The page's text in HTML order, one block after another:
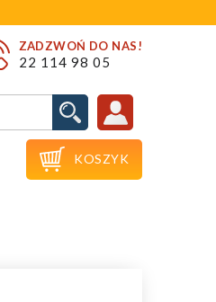
ZADZWOŃ DO NAS!
22 114 98 05
 KOSZYK